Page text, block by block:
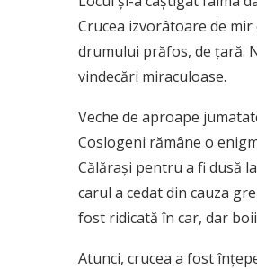
Crucea izvorâtoare de
drumului prăfos, de ţară.
vindecări miraculoase.
Veche de aproape
Coslogeni rămâne o
Călăraşi pentru a fi dusă
carul a cedat din cauza
fost ridicată în car, dar
Atunci, crucea a fost